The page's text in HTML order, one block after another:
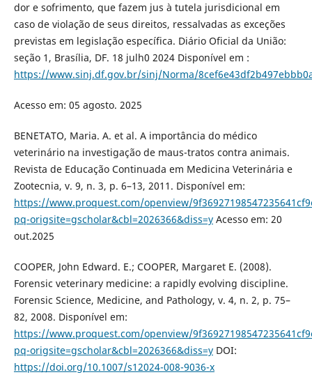
dor e sofrimento, que fazem jus à tutela jurisdicional em
caso de violação de seus direitos, ressalvadas as exceções
previstas em legislação específica. Diário Oficial da União:
seção 1, Brasília, DF. 18 julh0 2024 Disponível em :
https://www.sinj.df.gov.br/sinj/Norma/
Acesso em: 05 agosto. 2025
BENETATO, Maria. A. et al. A importância do médico
veterinário na investigação de maus-tratos contra animais.
Revista de Educação Continuada em Medicina Veterinária e
Zootecnia, v. 9, n. 3, p. 6–13, 2011. Disponível em:
https://www.proquest.com/openview/
pq-origsite=gscholar&cbl=2026366&diss=yAcesso em: 20
out.2025
COOPER, John Edward. E.; COOPER, Margaret E. (2008).
Forensic veterinary medicine: a rapidly evolving discipline.
Forensic Science, Medicine, and Pathology, v. 4, n. 2, p. 75–
82, 2008. Disponível em:
https://www.proquest.com/openview/
pq-origsite=gscholar&cbl=2026366&diss=yDOI:
https://doi.org/10.1007/s12024-008-9036-x